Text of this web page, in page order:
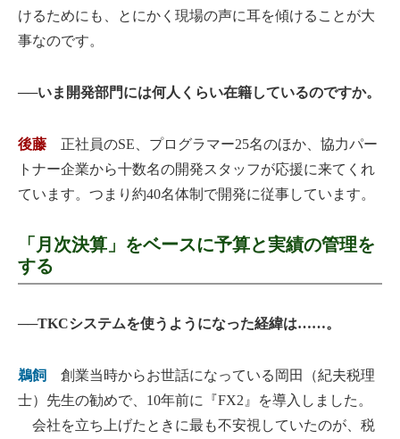
けるためにも、とにかく現場の声に耳を傾けることが大
事なのです。
──いま開発部門には何人くらい在籍しているのですか。
後藤 正社員のSE、プログラマー25名のほか、協力パー
トナー企業から十数名の開発スタッフが応援に来てくれ
ています。つまり約40名体制で開発に従事しています。
「月次決算」をベースに予算と実績の管理を
する
──TKCシステムを使うようになった経緯は……。
鵜飼
創業当時からお世話になっている岡田（紀夫税理
士）先生の勧めで、10年前に『FX2』を導入しました。
会社を立ち上げたときに最も不安視していたのが、税